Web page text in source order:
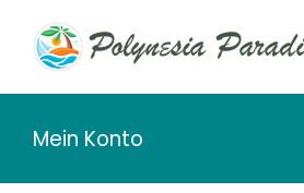
Inhalt
springen
Mein Konto